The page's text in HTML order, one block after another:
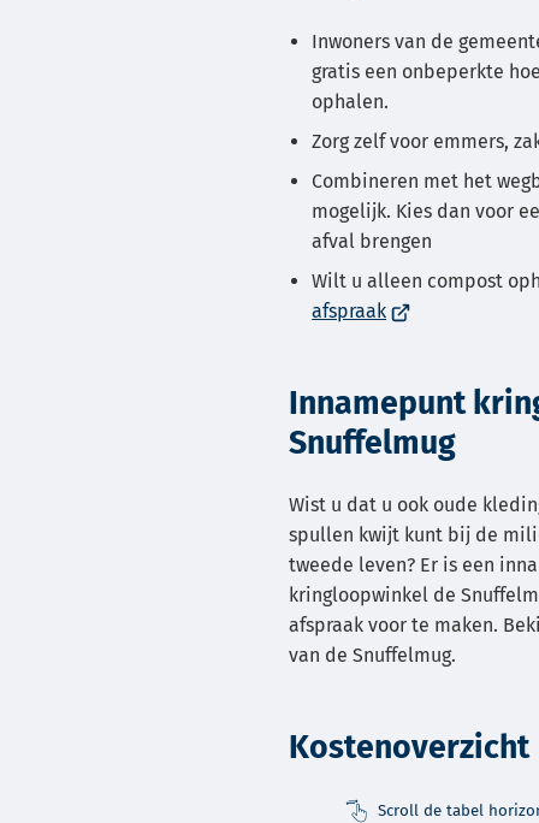
Inwoners van de
gratis een onbeperkte
ophalen.
Zorg zelf voor emmers,
Combineren met het
mogelijk. Kies dan voor
afval brengen
Wilt u alleen compost
afspraak(Verwijst
externe
website)
Innamepunt
Snuffelmug
Wist u dat u ook oude
spullen kwijt kunt bij de
tweede leven? Er is een
kringloopwinkel de
afspraak voor te maken.
van de Snuffelmug.
Kostenoverzicht
Scroll de tabel